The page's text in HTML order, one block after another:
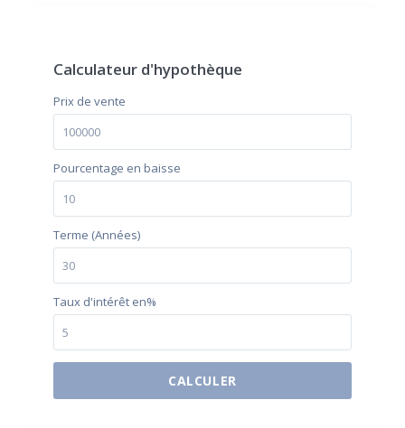
Calculateur d'hypothèque
Prix ​​de vente
Pourcentage en baisse
Terme (Années)
Taux d'intérêt en%
CALCULER
$500 / month